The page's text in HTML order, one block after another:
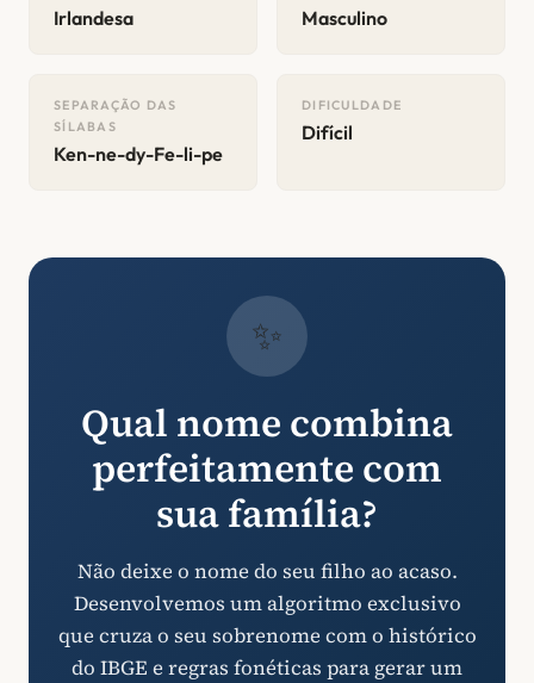
Irlandesa Masculino
SEPARAÇÃO DAS
SÍLABAS
Ken-ne-dy-Fe-li-pe
DIFICULDADE
Difícil
✨
Qual nome combina
perfeitamente com
sua família?
Não deixe o nome do seu filho ao acaso.
Desenvolvemos um algoritmo exclusivo
que cruza o seu sobrenome com o histórico
do IBGE e regras fonéticas para gerar um